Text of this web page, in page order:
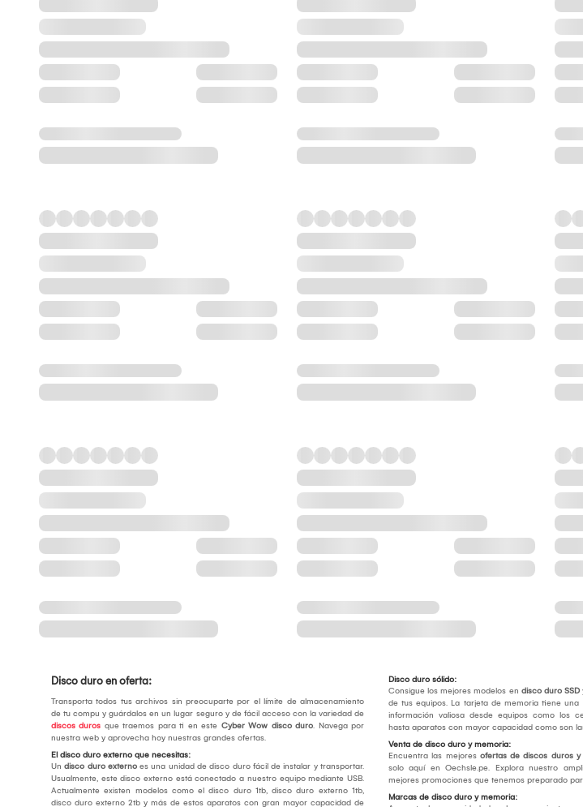
Disco duro en oferta:
Transporta todos tus archivos sin preocuparte por el límite de almacenamiento
de tu compu y guárdalos en un lugar seguro y de fácil acceso con la variedad de
discos duros que traemos para ti en este Cyber Wow disco duro. Navega por
nuestra web y aprovecha hoy nuestras grandes ofertas.
El disco duro externo que necesitas:
Undisco duro externoes una unidad de disco duro fácil de instalar y transportar.
Usualmente, este disco externo está conectado a nuestro equipo mediante USB.
Actualmente existen modelos como el disco duro 1tb, disco duro externo 1tb,
disco duro externo 2tb y más de estos aparatos con gran mayor capacidad de
Disco duro sólido:
Consigue los mejores modelos en disco duro SSD
de tus equipos. La tarjeta de memoria tiene
información valiosa desde equipos como los
hasta aparatos con mayor capacidad como son
Venta de disco duro y memoria:
Encuentra las mejores ofertas de discos duros y
solo aquí en Oechsle.pe. Explora nuestro
mejores promociones que tenemos preparado
Marcas de disco duro y memoria: